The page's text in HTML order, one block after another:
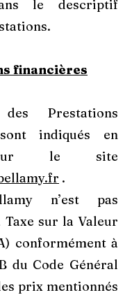
le descriptif
financières
Prestations
indiqués en
le site
.
n’est pas
Taxe sur la Valeur
conformément à
du Code Général
prix mentionnés